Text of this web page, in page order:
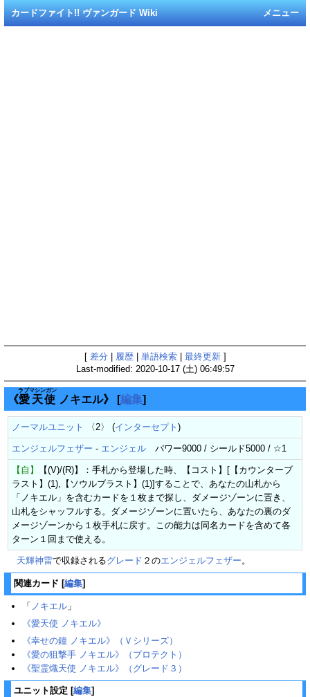
メニュー
カードファイト!! ヴァンガード Wiki
[ 差分 履歴| 単語検索| 最終更新]
Last-modified: 2020-10-17 (土) 06:49:57
《愛天使
ラブマシンガン
ノキエル》 [編集]
ノーマルユニット 〈2〉 (インターセプト )
エンジェルフェザー - エンジェル パワー9000 / シールド5000 / ☆1
【自】
【(V)/(R)】：手札から登場した時、【コスト】[【カウンターブ
ラスト】(1),【ソウルブラスト】(1)]することで、あなたの山札から
「ノキエル」を含むカードを１枚まで探し、ダメージゾーンに置き、
山札をシャッフルする。ダメージゾーンに置いたら、あなたの裏のダ
メージゾーンから１枚手札に戻す。この能力は同名カードを含めて各
ターン１回まで使える。
天輝神雷で収録されるグレード ２のエンジェルフェザー。
関連カード [編集]
「 ノキエル 」
《愛天使 ノキエル》
《幸せの鐘 ノキエル》（Ｖシリーズ）
《愛の狙撃手 ノキエル》（プロテクト）
《聖霊熾天使 ノキエル》（グレード３）
ユニット設定 [編集]